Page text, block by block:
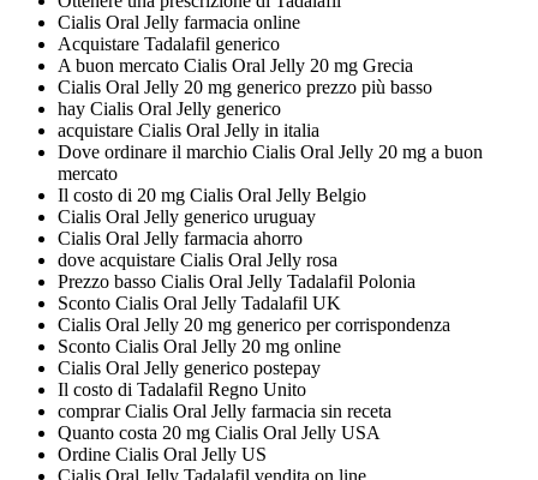
Cialis Oral Jelly farmacia online
Acquistare Tadalafil generico
A buon mercato Cialis Oral Jelly 20 mg Grecia
Cialis Oral Jelly 20 mg generico prezzo più basso
hay Cialis Oral Jelly generico
acquistare Cialis Oral Jelly in italia
Dove ordinare il marchio Cialis Oral Jelly 20 mg a buon
mercato
Il costo di 20 mg Cialis Oral Jelly Belgio
Cialis Oral Jelly generico uruguay
Cialis Oral Jelly farmacia ahorro
dove acquistare Cialis Oral Jelly rosa
Prezzo basso Cialis Oral Jelly Tadalafil Polonia
Sconto Cialis Oral Jelly Tadalafil UK
Cialis Oral Jelly 20 mg generico per corrispondenza
Sconto Cialis Oral Jelly 20 mg online
Cialis Oral Jelly generico postepay
Il costo di Tadalafil Regno Unito
comprar Cialis Oral Jelly farmacia sin receta
Quanto costa 20 mg Cialis Oral Jelly USA
Ordine Cialis Oral Jelly US
Cialis Oral Jelly Tadalafil vendita on line